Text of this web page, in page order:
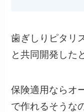
歯ぎしりピタリ
と共同開発した
保険適用ならオ
で作れるそうな